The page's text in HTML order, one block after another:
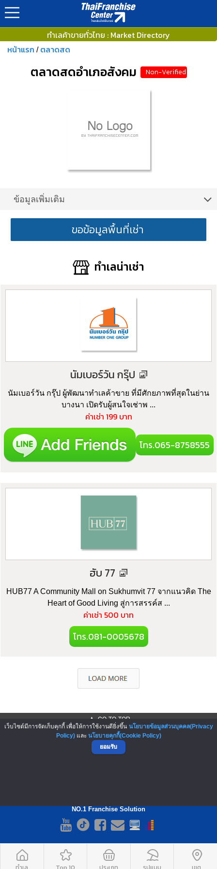
ทำเลค้าขายทั่วไทย : Market Directory
หน้าแรก / ตลาดสด
ตลาดสดอำเภอสังคม Non-Verified
ข้อมูลเพิ่มเติม
ขอข้อมูลพื้นที่เช่า
ทำเลน่าเช่า
นัมเบอร์วัน กรุ๊ป
นัมเบอร์วัน กรุ๊ป ผู้พัฒนาทำเลค้าขาย ที่มีศักยภาพที่สุดในย่าน
บางนา เปิดรับผู้สนใจเช่าพ ...
ค่าเช่า 199 บาท
โทร.065-8758555
ฮับ 77
HUB77 A Community Mall on Sukhumvit 77 จากแนวคิด The
Heart of Good Living สู่การสรรค์ส ...
ค่าเช่า 500 บาท
โทร.081-0005678
▲ GO TO TOP
NO.1 Franchise Solution
เว็บไซต์มีการจัดเก็บคุกกี้ เพื่อให้การใช้งานดียิ่งขึ้น นโยบายข้อมูลส่วนบุคคล(Privacy
Policy)และ นโยบายคุกกี้(Cookie Policy)
ยอมรับ